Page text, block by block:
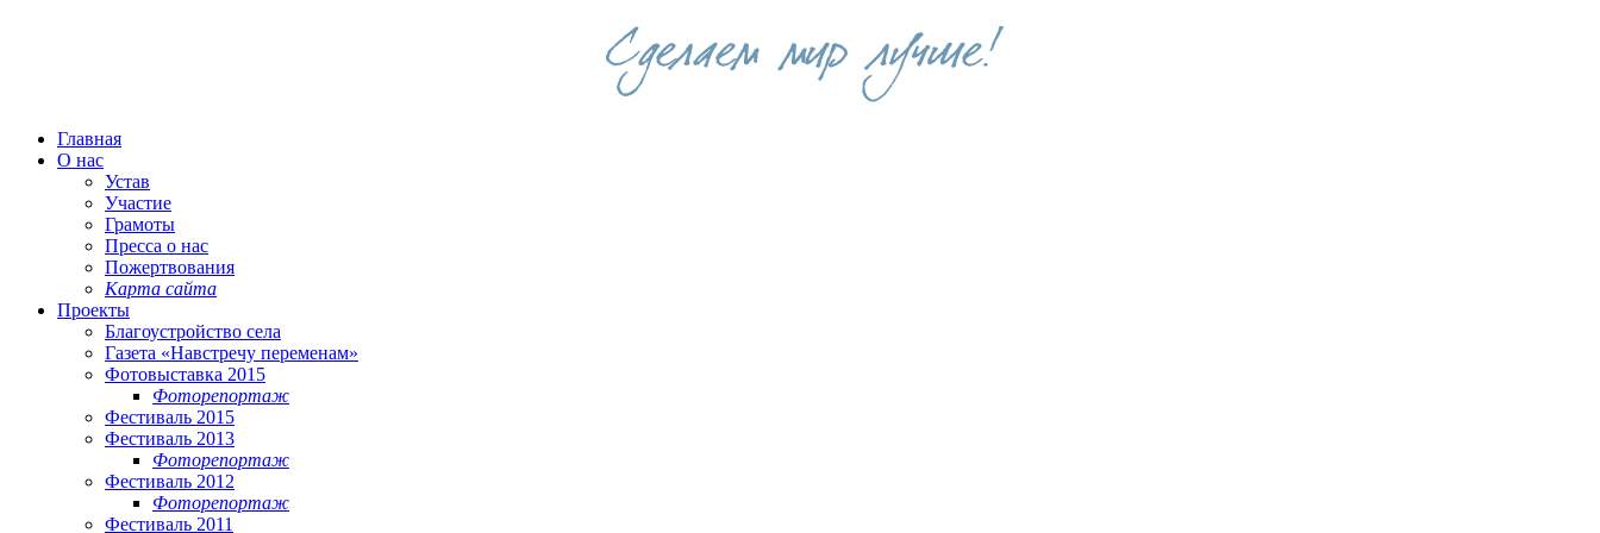
Главная
О нас
Устав
Участие
Грамоты
Пресса о нас
Пожертвования
Карта сайта
Проекты
Благоустройство села
Газета «Навстречу переменам»
Фотовыставка 2015
Фоторепортаж
Фестиваль 2015
Фестиваль 2013
Фоторепортаж
Фестиваль 2012
Фоторепортаж
Фестиваль 2011